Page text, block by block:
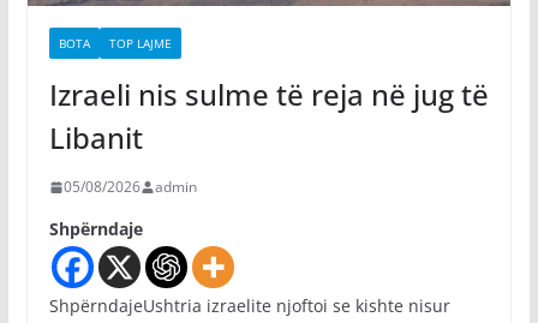
BOTA TOP LAJME
Izraeli nis sulme të reja në jug të
Libanit
05/08/2026 admin
Shpërndaje
ShpërndajeUshtria izraelite njoftoi se kishte nisur